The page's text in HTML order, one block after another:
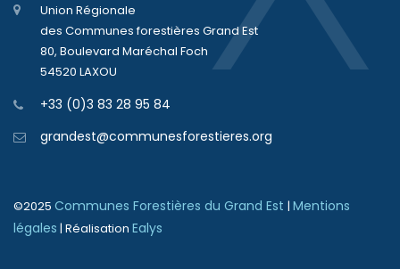
Union Régionale
des Communes forestières Grand Est
80, Boulevard Maréchal Foch
54520 LAXOU
+33 (0)3 83 28 95 84
grandest@communesforestieres.org
©2025 Communes Forestières du Grand Est | Mentions
légales | Réalisation Ealys